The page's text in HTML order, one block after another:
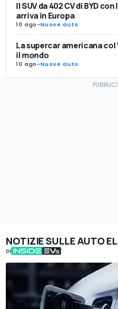
Il SUV da 402 CV di BYD
arriva in Europa
10 ago-Nuove auto
La supercar americana
il mondo
10 ago-Nuove auto
NOTIZIE SULLE AUTO
DI